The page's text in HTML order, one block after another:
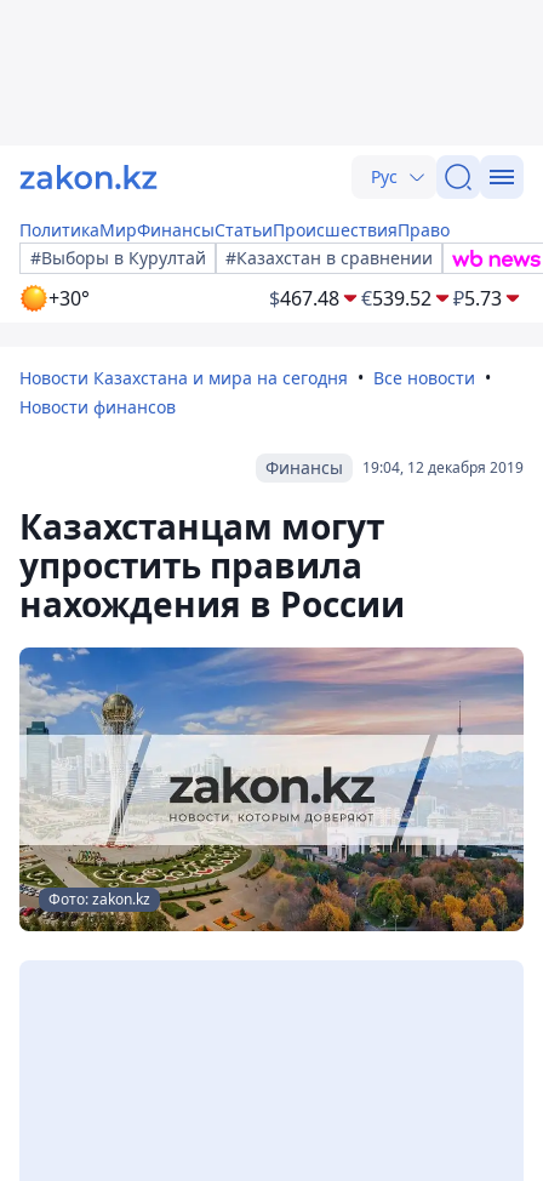
Рус
ПолитикаМирФинансыСтатьиПроисшествияПраво
#Выборы в Курултай
#Казахстан в сравнении
+30° $467.48 €539.52 ₽5.73
Новости Казахстана и мира на сегодня
Все новости
Новости финансов
19:04, 12 декабря 2019
Финансы
Казахстанцам могут
упростить правила
нахождения в России
Фото: zakon.kz